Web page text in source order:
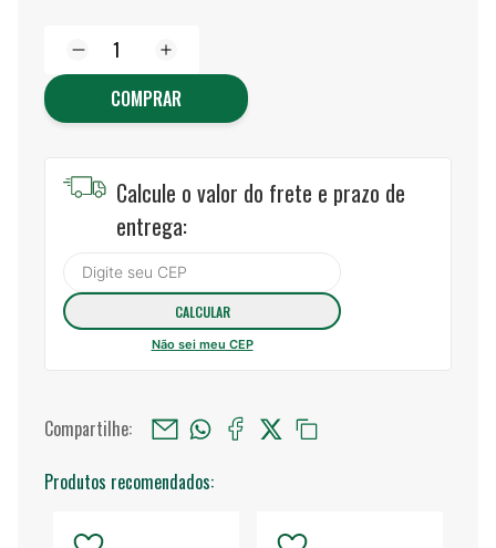
COMPRAR
Calcule o valor do frete e prazo de
entrega:
Não sei meu CEP
Compartilhe:
Produtos recomendados: